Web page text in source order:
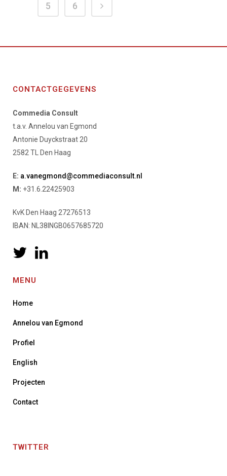
5
6
CONTACTGEGEVENS
Commedia Consult
t.a.v. Annelou van Egmond
Antonie Duyckstraat 20
2582 TL Den Haag
E: a.vanegmond@commediaconsult.nl
M: +31.6.22425903
KvK Den Haag 27276513
IBAN: NL38INGB0657685720
MENU
Home
Annelou van Egmond
Profiel
English
Projecten
Contact
TWITTER